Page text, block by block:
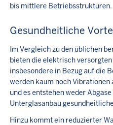
bis mittlere Betriebsstrukturen.
Gesundheitliche
Im Vergleich zu den üblichen
bieten die elektrisch
insbesondere in Bezug auf die
werden kaum noch
und es entstehen weder
Unterglasanbau
Hinzu kommt ein reduzierter